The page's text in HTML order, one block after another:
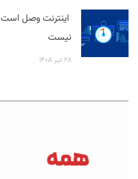
اینترنت وصل است
نیست
۲۸ تیر ۱۴۰۵